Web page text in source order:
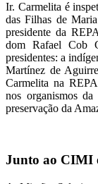
Ir. Carmelita é
das Filhas de
presidente da
dom Rafael Cob
presidentes: a
Martínez de
Carmelita na
nos organismos
preservação da
Junto ao CIMI